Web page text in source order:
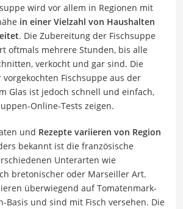
wird vor allem in Regionen mit
in einer Vielzahl von Haushalten
. Die Zubereitung der Fischsuppe
oftmals mehrere Stunden, bis alle
verkocht und gar sind. Die
Fischsuppe aus der
Glas ist jedoch schnell und einfach,
Online-Tests zeigen.
und Rezepte variieren von Region
bekannt ist die französische
Unterarten wie
bretonischer oder Marseiller Art.
überwiegend auf Tomatenmark-
Basis und sind mit Fisch versehen. Die